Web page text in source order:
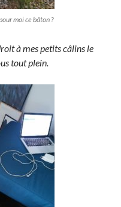
moi ce bâton ?
roit à mes petits câlins le
tout plein.